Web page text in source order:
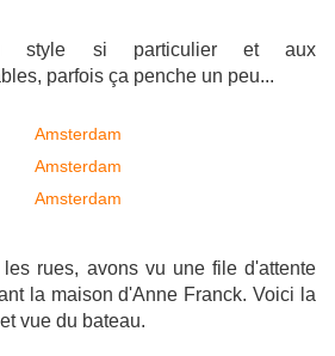
style si particulier et aux
parfois ça penche un peu...
rues, avons vu une file d'attente
la maison d'Anne Franck. Voici la
vue du bateau.